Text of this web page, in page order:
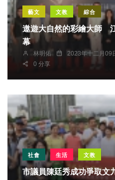
藝文 文教 綜合
遨遊大自然的彩繪大師
幕
林明佑 2023年十二月09
0 分享
社會 生活 文教
市議員陳廷秀成功爭取文